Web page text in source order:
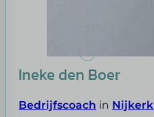
Ineke den Boer
Bedrijfscoach in Nijkerk